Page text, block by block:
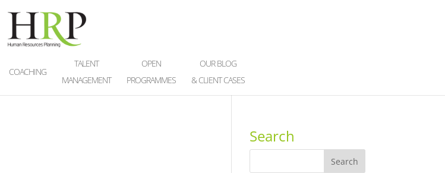
COACHING
TALENT
MANAGEMENT
OPEN
PROGRAMMES
OUR BLOG
& CLIENT CASES
Search